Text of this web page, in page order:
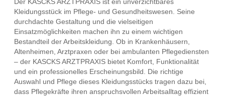
Der KASCKS ARZTPRAXIS ist ein unverzichtbares
Kleidungsstück im Pflege- und Gesundheitswesen. Seine
durchdachte Gestaltung und die vielseitigen
Einsatzmöglichkeiten machen ihn zu einem wichtigen
Bestandteil der Arbeitskleidung. Ob in Krankenhäusern,
Altenheimen, Arztpraxen oder bei ambulanten Pflegediensten
– der KASCKS ARZTPRAXIS bietet Komfort, Funktionalität
und ein professionelles Erscheinungsbild. Die richtige
Auswahl und Pflege dieses Kleidungsstücks tragen dazu bei,
dass Pflegekräfte ihren anspruchsvollen Arbeitsalltag effizient